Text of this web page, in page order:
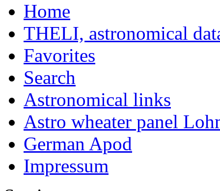
Home
THELI, astronomical
Favorites
Search
Astronomical links
Astro wheater panel
German Apod
Impressum